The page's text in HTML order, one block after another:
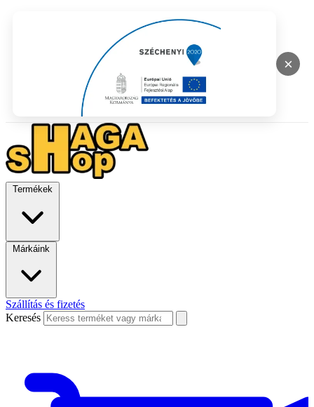
×
Termékek
Márkáink
Szállítás és fizetés
Keresés